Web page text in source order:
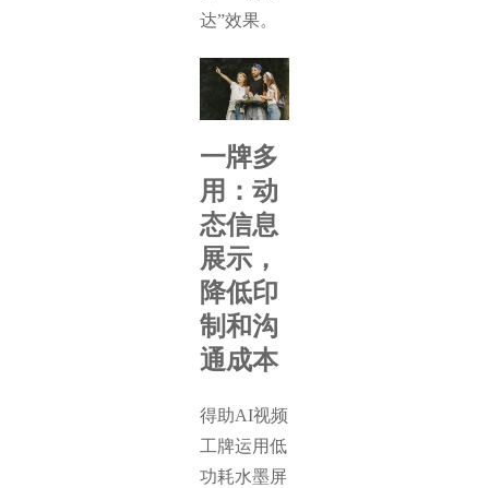
达”效果。
一牌多
用：动
态信息
展示，
降低印
制和沟
通成本
得助AI视频
工牌运用低
功耗水墨屏